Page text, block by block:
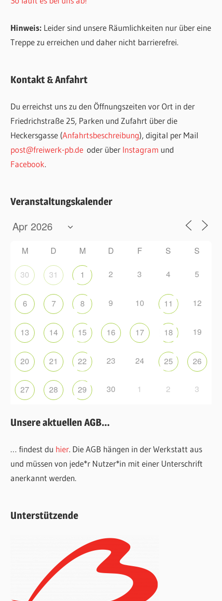
Hinweis: Leider sind unsere Räumlichkeiten nur über eine
Treppe zu erreichen und daher nicht barrierefrei.
Kontakt & Anfahrt
Du erreichst uns zu den Öffnungszeiten vor Ort in der
Friedrichstraße 25, Parken und Zufahrt über die
Heckersgasse (Anfahrtsbeschreibung), digital per Mail
post@freiwerk-pb.de oder über Instagram und
Facebook.
Veranstaltungskalender
M D M D F S S
30 31 1 2 3 4 5
6 7 8 9 10 11 12
13 14 15 16 17 18 19
20 21 22 23 24 25 26
27 28 29 30 1 2 3
Unsere aktuellen AGB…
… findest du hier. Die AGB hängen in der Werkstatt aus
und müssen von jede*r Nutzer*in mit einer Unterschrift
anerkannt werden.
Unterstützende